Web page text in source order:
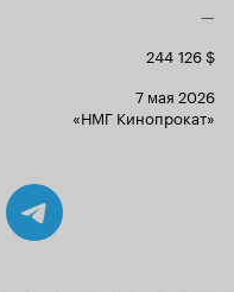
грубо
потом
множество
—
244 126 $
7 мая 2026
«НМГ Кинопрокат»